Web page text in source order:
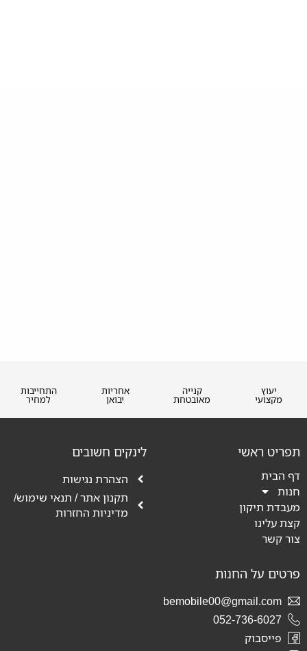
יעוץ
מקצועי
קנייה
מאובטחת
אחריות
יבואן
התחייבות
למחיר
תפריט ראשי
דף הבית
חנות
מעבדת תיקון
קצת עלינו
צור קשר
לינקים חשובים
הצהרת נגישות
תקנון אתר / תנאי שימוש/
מדיניות החזרות
פרטים על החנות
bemobile00@gmail.com
052-736-6027
פייסבוק